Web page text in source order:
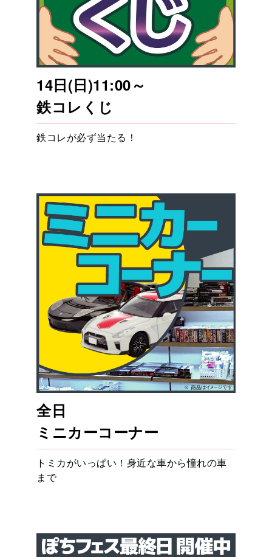
14日(日)11:00～
鉄コレくじ
鉄コレが必ず当たる！
全日
ミニカーコーナー
トミカがいっぱい！身近な車から憧れの車
まで